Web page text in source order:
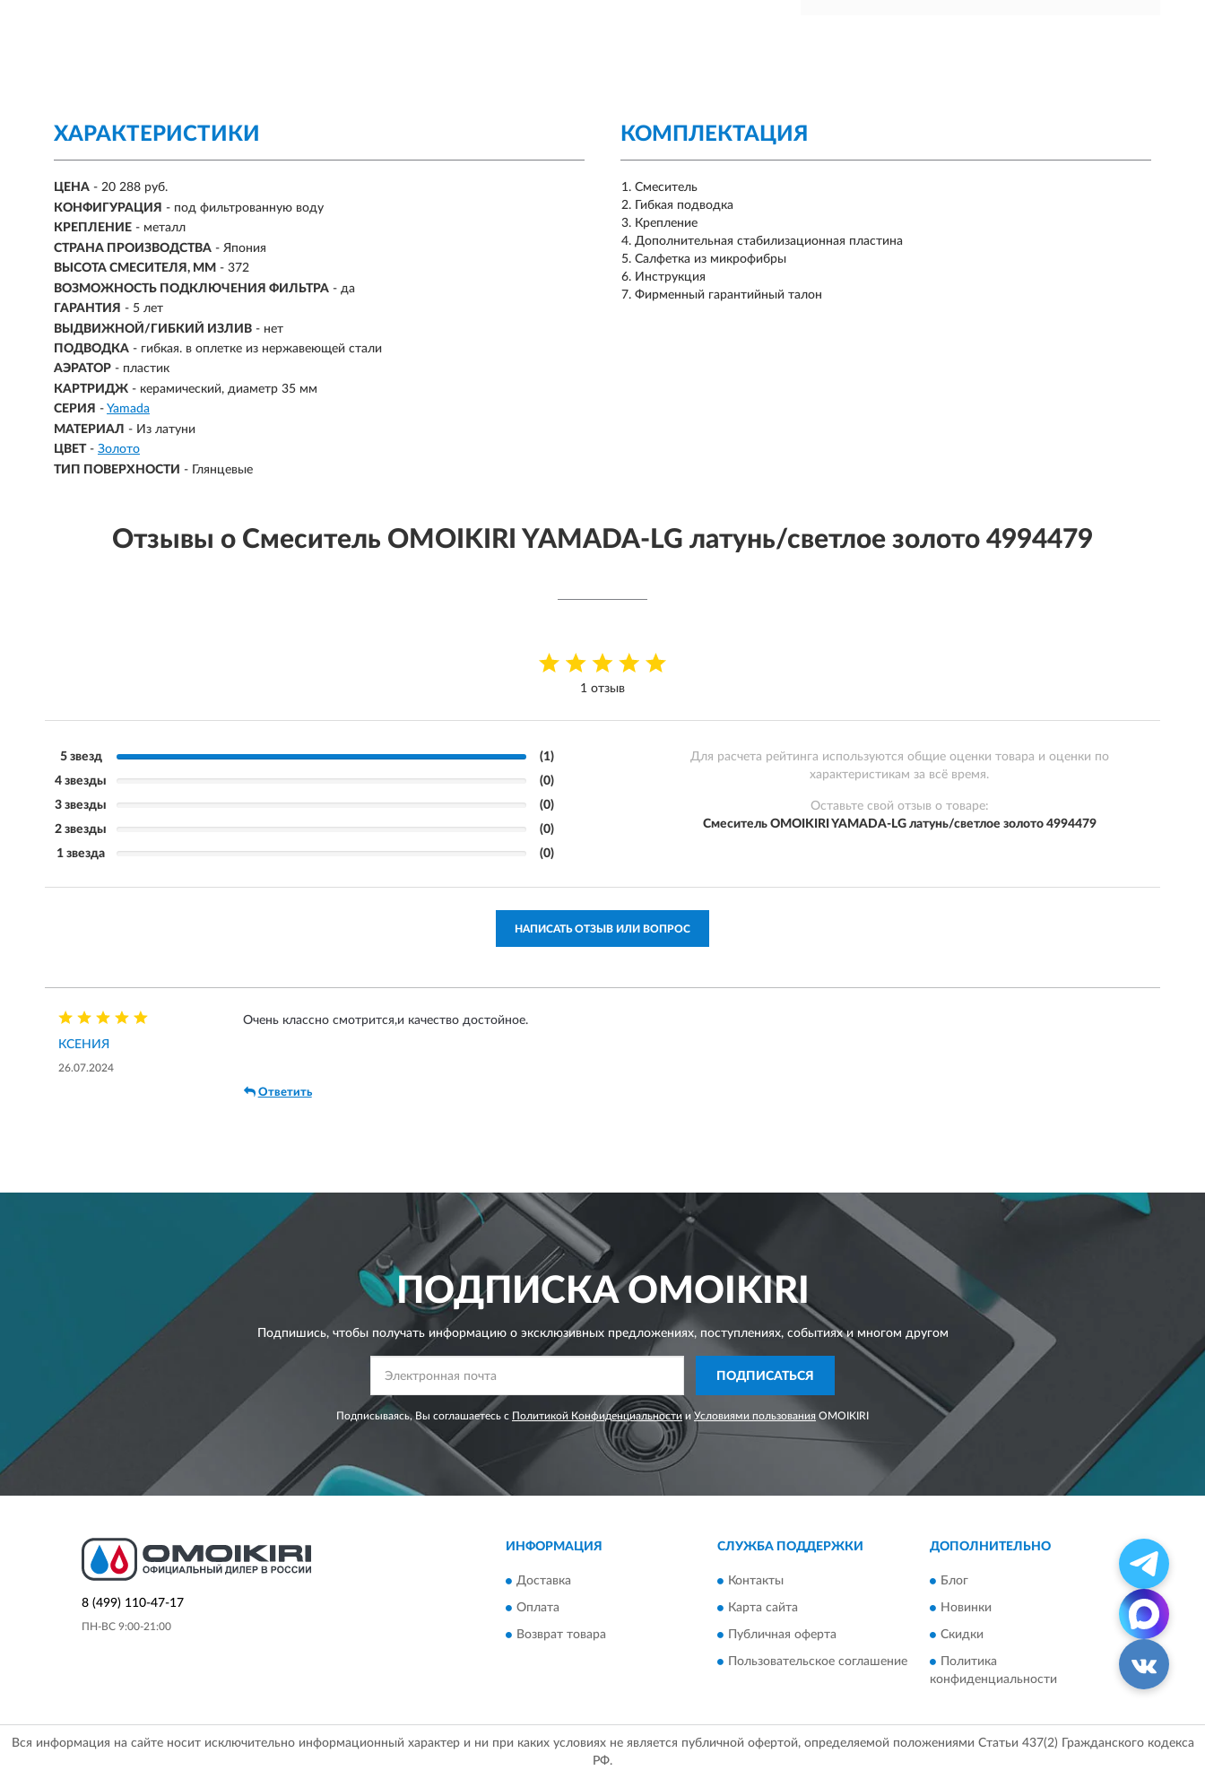
ХАРАКТЕРИСТИКИ
ЦЕНА - 20 288 руб.
КОНФИГУРАЦИЯ - под фильтрованную воду
КРЕПЛЕНИЕ - металл
СТРАНА ПРОИЗВОДСТВА - Япония
ВЫСОТА СМЕСИТЕЛЯ, ММ - 372
ВОЗМОЖНОСТЬ ПОДКЛЮЧЕНИЯ ФИЛЬТРА - да
ГАРАНТИЯ - 5 лет
ВЫДВИЖНОЙ/ГИБКИЙ ИЗЛИВ - нет
ПОДВОДКА - гибкая. в оплетке из нержавеющей стали
АЭРАТОР - пластик
КАРТРИДЖ - керамический, диаметр 35 мм
СЕРИЯ - Yamada
МАТЕРИАЛ - Из латуни
ЦВЕТ - Золото
ТИП ПОВЕРХНОСТИ - Глянцевые
КОМПЛЕКТАЦИЯ
Смеситель
Гибкая подводка
Крепление
Дополнительная стабилизационная пластина
Салфетка из микрофибры
Инструкция
Фирменный гарантийный талон
Отзывы о Смеситель OMOIKIRI YAMADA-LG латунь/светлое золото 4994479
1 отзыв
5 звезд
(1)
4 звезды
(0)
3 звезды
(0)
2 звезды
(0)
1 звезда
(0)
Для расчета рейтинга используются общие оценки товара и оценки по
характеристикам за всё время.
Оставьте свой отзыв о товаре:
Смеситель OMOIKIRI YAMADA-LG латунь/светлое золото 4994479
НАПИСАТЬ ОТЗЫВ ИЛИ ВОПРОС
КСЕНИЯ
26.07.2024
Очень классно смотрится,и качество достойное.
Ответить
ПОДПИСКАOMOIKIRI
Подпишись, чтобы получать информацию о эксклюзивных предложениях,поступлениях, событиях и многом другом
ПОДПИСАТЬСЯ
Подписываясь, Вы соглашаетесь с Политикой Конфиденциальности иУсловиями пользования OMOIKIRI
8 (499) 110-47-17
ПН-ВС 9:00-21:00
ИНФОРМАЦИЯ
Доставка
Оплата
Возврат товара
СЛУЖБА ПОДДЕРЖКИ
Контакты
Карта сайта
Публичная оферта
Пользовательское соглашение
ДОПОЛНИТЕЛЬНО
Блог
Новинки
Скидки
Политика
конфиденциальности
Вся информация на сайте носит исключительно информационный характер и ни при каких условиях не является публичной офертой, определяемой положениями Статьи 437(2) Гражданского кодекса
РФ.